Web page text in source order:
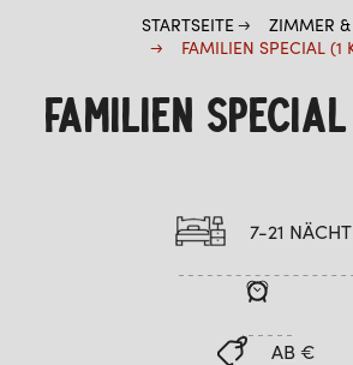
STARTSEITE
ZIMMER &
FAMILIEN SPECIAL (1
FAMILIEN
7-21
AB €